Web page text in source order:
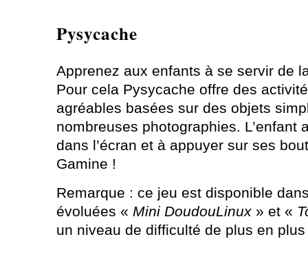
Pysycache
Apprenez aux enfants à se servir de
Pour cela Pysycache offre des
agréables basées sur des objets
nombreuses photographies. L’enfant
dans l’écran et à appuyer sur ses
Gamine !
Remarque : ce jeu est disponible
évoluées « Mini DoudouLinux» et «
un niveau de difficulté de plus en